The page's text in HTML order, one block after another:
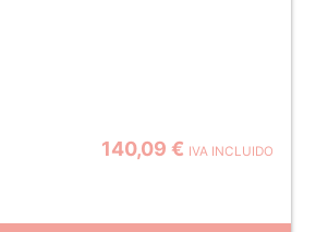
140,09 € IVA INCLUIDO